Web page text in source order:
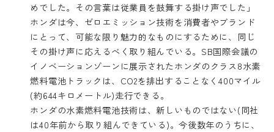
めでした。その言葉は従業員を鼓舞する掛け声でした」
ホンダは今、ゼロエミッション技術を消費者やブランド
にとって、可能な限り魅力的なものにするために、同じ
その掛け声に応えるべく取り組んでいる。SB国際会議の
イノベーションゾーンに展示されたホンダのクラス8水素
燃料電池トラックは、CO2を排出することなく400マイル
(約644キロメートル)走行できる。
ホンダの水素燃料電池技術は、新しいものではない(同社
は40年前から取り組んできている)。今後数年のうちに、